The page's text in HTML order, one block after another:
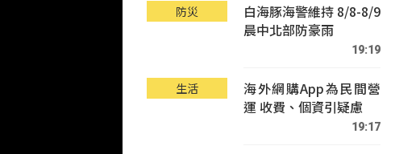
防災
白海豚海警維持 8/8-8/9
晨中北部防豪雨
19:19
生活
海外網購App為民間營
運 收費、個資引疑慮
19:17